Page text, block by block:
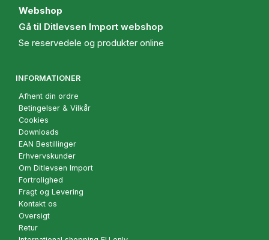
Webshop
Gå til Ditlevsen Import webshop
Se reservedele og produkter online
INFORMATIONER
Afhent din ordre
Betingelser & Vilkår
Cookies
Downloads
EAN Bestillinger
Erhvervskunder
Om Ditlevsen Import
Fortrolighed
Fragt og Levering
Kontakt os
Oversigt
Retur